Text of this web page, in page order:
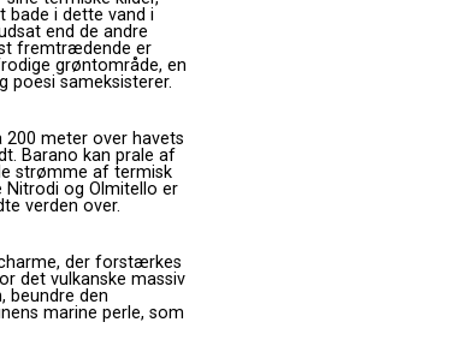
bade i dette vand i
end de andre
fremtrædende er
grøntområde, en
poesi sameksisterer.
200 meter over havets
Barano kan prale af
strømme af termisk
Nitrodi og Olmitello er
verden over.
der forstærkes
det vulkanske massiv
beundre den
marine perle, som